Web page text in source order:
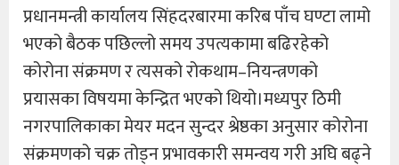
प्रधानमन्त्री कार्यालय सिंहदरबारमा करिब पाँच घण्टा लामो
भएको बैठक पछिल्लो समय उपत्यकामा बढिरहेको
कोरोना संक्रमण र त्यसको रोकथाम–नियन्त्रणको
प्रयासका विषयमा केन्द्रित भएको थियो।मध्यपुर ठिमी
नगरपालिकाका मेयर मदन सुन्दर श्रेष्ठका अनुसार कोरोना
संक्रमणको चक्र तोड्न प्रभावकारी समन्वय गरी अघि बढ्ने